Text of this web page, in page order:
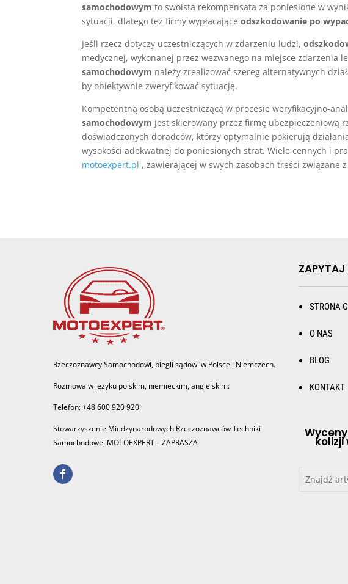
samochodowym to swoista rekompensata za poniesione w
sytuacji, dlatego też firmy wypłacająceodszkodowanie po
Jeśli rzecz dotyczy uczestniczących w zdarzeniu ludzi,
medycznej, wykonanej przez wezwanego na miejsce zdarzenia
samochodowym należy zrealizować szereg alternatywnych
by obiektywnie zweryfikować sytuację.
Kompetentną osobą uczestniczącą w procesie weryfikacyjno-
samochodowym jest skierowany przez firmę ubezpieczeniową
doświadczonych doradców, którzy optymalnie pokierują
wysokości adekwatnej do poniesionych strat. Wiele cennych i
motoexpert.pl , zawierającej w swych zasobach treści związane
Rzeczoznawcy Samochodowi, biegli sądowi w Polsce i Niemczech.
Rozmowa w języku polskim, niemieckim, angielskim:
Telefon: +48 600 920 920
Stowarzyszenie Miedzynarodowych Rzeczoznawców Techniki
Samochodowej MOTOEXPERT – ZAPRASZA
ZAPYTAJ
STRONA
O NAS
BLOG
KONTAKT
kolizji